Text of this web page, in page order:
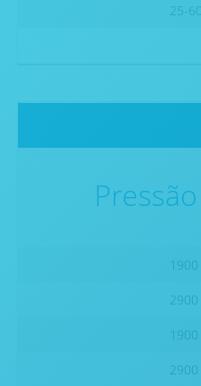
25-
2900
2900